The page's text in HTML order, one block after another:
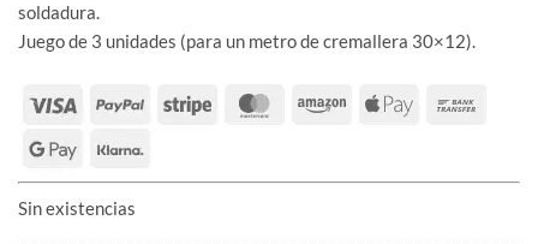
soldadura.
Juego de 3 unidades (para un metro de cremallera 30×12).
Sin existencias